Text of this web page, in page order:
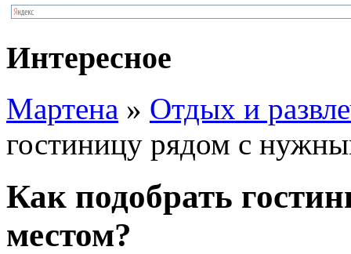
Интересное
Мартена » Отдых и
гостиницу рядом с
Как подобрать
местом?